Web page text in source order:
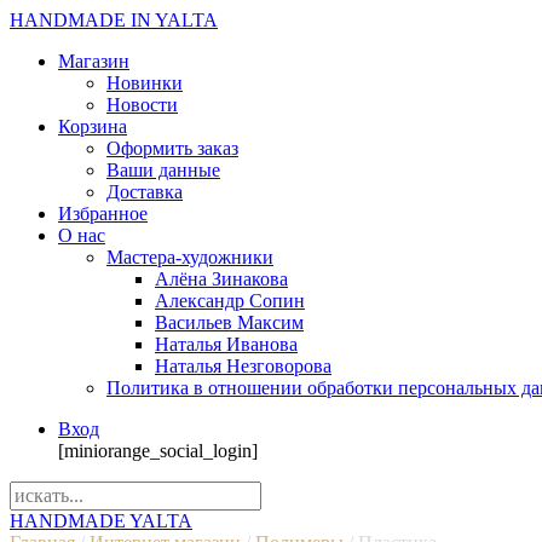
HANDMADE IN YALTA
Магазин
Новинки
Новости
Корзина
Оформить заказ
Ваши данные
Доставка
Избранное
О нас
Мастера-художники
Алёна Зинакова
Александр Сопин
Васильев Максим
Наталья Иванова
Наталья Незговорова
Политика в отношении обработки персональных
Вход
[miniorange_social_login]
HANDMADE YALTA